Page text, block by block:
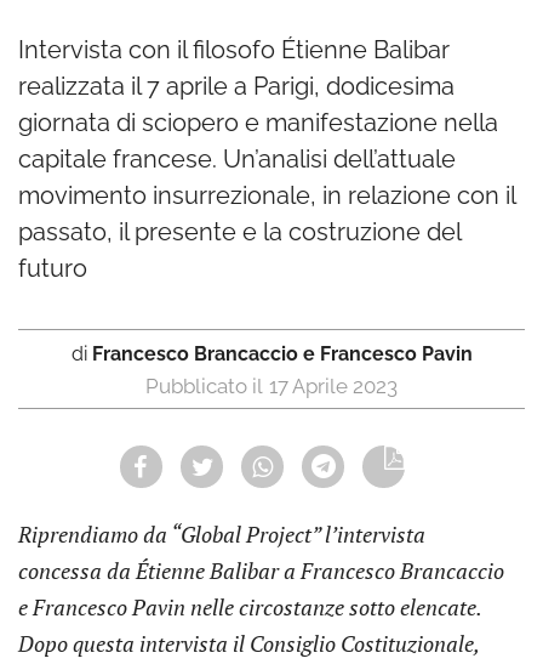
Intervista con il filosofo Étienne Balibar
realizzata il 7 aprile a Parigi, dodicesima
giornata di sciopero e manifestazione nella
capitale francese. Un’analisi dell’attuale
movimento insurrezionale, in relazione con il
passato, il presente e la costruzione del
futuro
di Francesco Brancaccio e Francesco Pavin
17 Aprile 2023
Riprendiamo da “Global Project” l’intervista
concessa da Étienne Balibar a Francesco Brancaccio
e Francesco Pavin nelle circostanze sotto elencate.
Dopo questa intervista il Consiglio Costituzionale,